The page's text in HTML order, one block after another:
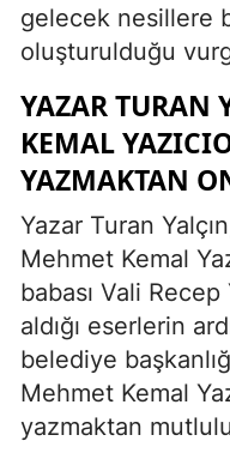
gelecek nesillere
oluşturulduğu
YAZAR TURAN
KEMAL
YAZMAKTAN
Yazar Turan
Mehmet Kemal
babası Vali
aldığı eserlerin
belediye
Mehmet Kemal
yazmaktan